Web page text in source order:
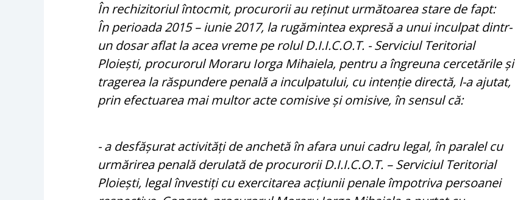
În rechizitoriul întocmit, procurorii au reținut următoarea stare de fapt:
În perioada 2015 – iunie 2017, la rugămintea expresă a unui inculpat dintr-
un dosar aflat la acea vreme pe rolul D.I.I.C.O.T. - Serviciul Teritorial
Ploiești, procurorul Moraru Iorga Mihaiela, pentru a îngreuna cercetările și
tragerea la răspundere penală a inculpatului, cu intenție directă, l-a ajutat,
prin efectuarea mai multor acte comisive și omisive, în sensul că:
- a desfășurat activități de anchetă în afara unui cadru legal, în paralel cu
urmărirea penală derulată de procurorii D.I.I.C.O.T. – Serviciul Teritorial
Ploiești, legal învestiți cu exercitarea acțiunii penale împotriva persoanei